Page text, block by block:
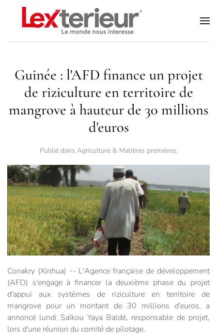
Accéder au contenu principal
Guinée : l'AFD finance un projet
de riziculture en territoire de
mangrove à hauteur de 30 millions
d'euros
Publié dans Agriculture & Matières premières.
Conakry (Xinhua) -- L'Agence française de développement
(AFD) s'engage à financer la deuxième phase du projet
d'appui aux systèmes de riziculture en territoire de
mangrove pour un montant de 30 millions d'euros, a
annoncé lundi Saïkou Yaya Baldé, responsable de projet,
lors d'une réunion du comité de pilotage.